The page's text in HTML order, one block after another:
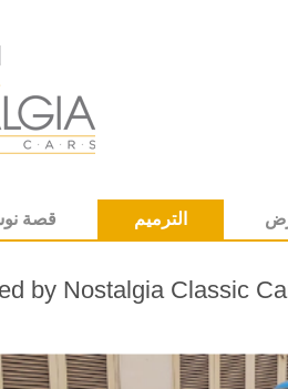
الترميم قصة
by Nostalgia Classic